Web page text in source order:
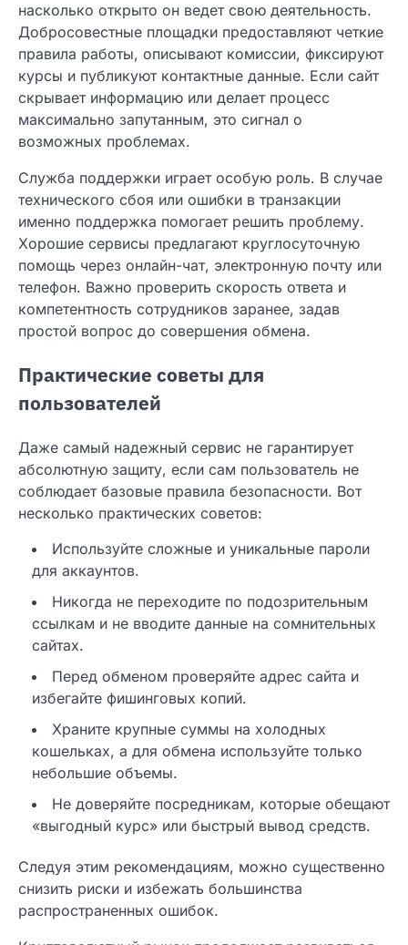
насколько открыто он ведет свою деятельность.
Добросовестные площадки предоставляют четкие
правила работы, описывают комиссии, фиксируют
курсы и публикуют контактные данные. Если сайт
скрывает информацию или делает процесс
максимально запутанным, это сигнал о
возможных проблемах.
Служба поддержки играет особую роль. В случае
технического сбоя или ошибки в транзакции
именно поддержка помогает решить проблему.
Хорошие сервисы предлагают круглосуточную
помощь через онлайн-чат, электронную почту или
телефон. Важно проверить скорость ответа и
компетентность сотрудников заранее, задав
простой вопрос до совершения обмена.
Практические советы для
пользователей
Даже самый надежный сервис не гарантирует
абсолютную защиту, если сам пользователь не
соблюдает базовые правила безопасности. Вот
несколько практических советов:
Используйте сложные и уникальные пароли
для аккаунтов.
Никогда не переходите по подозрительным
ссылкам и не вводите данные на сомнительных
сайтах.
Перед обменом проверяйте адрес сайта и
избегайте фишинговых копий.
Храните крупные суммы на холодных
кошельках, а для обмена используйте только
небольшие объемы.
Не доверяйте посредникам, которые обещают
«выгодный курс» или быстрый вывод средств.
Следуя этим рекомендациям, можно существенно
снизить риски и избежать большинства
распространенных ошибок.